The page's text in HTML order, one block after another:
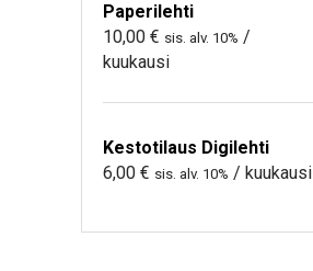
Paperilehti
10,00 € sis. alv. 10% /
kuukausi
Kestotilaus Digilehti
6,00 € sis. alv. 10% / kuukausi